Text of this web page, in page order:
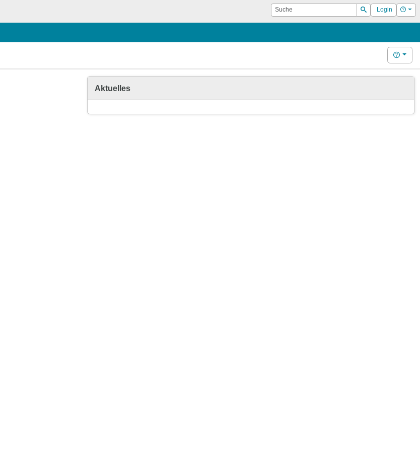
Suche
Suchen
Login Hilfe
Hilfe
Aktuelles